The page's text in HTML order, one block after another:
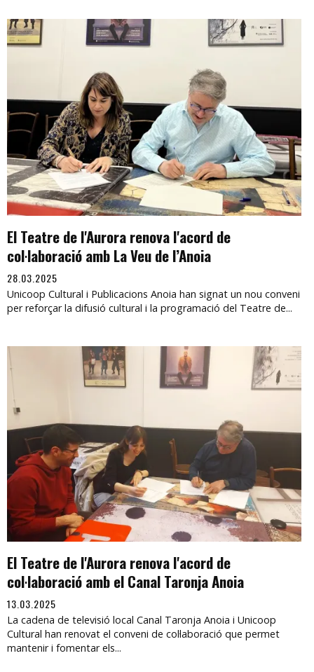
El Teatre de l'Aurora renova l'acord de
col·laboració amb La Veu de l’Anoia
28.03.2025
Unicoop Cultural i Publicacions Anoia han signat un nou conveni
per reforçar la difusió cultural i la programació del Teatre de...
El Teatre de l'Aurora renova l'acord de
col·laboració amb el Canal Taronja Anoia
13.03.2025
La cadena de televisió local Canal Taronja Anoia i Unicoop
Cultural han renovat el conveni de col·laboració que permet
mantenir i fomentar els...